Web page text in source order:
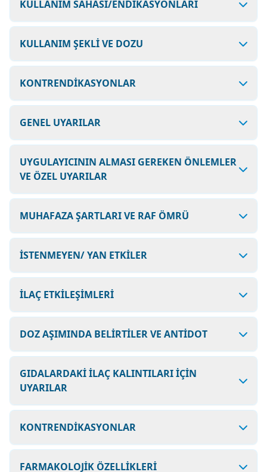
KULLANIM SAHASI/ENDİKASYONLARI
KULLANIM ŞEKLİ VE DOZU
KONTRENDİKASYONLAR
GENEL UYARILAR
UYGULAYICININ ALMASI GEREKEN ÖNLEMLER
VE ÖZEL UYARILAR
MUHAFAZA ŞARTLARI VE RAF ÖMRÜ
İSTENMEYEN/ YAN ETKİLER
İLAÇ ETKİLEŞİMLERİ
DOZ AŞIMINDA BELİRTİLER VE ANTİDOT
GIDALARDAKİ İLAÇ KALINTILARI İÇİN
UYARILAR
KONTRENDİKASYONLAR
FARMAKOLOJİK ÖZELLİKLERİ